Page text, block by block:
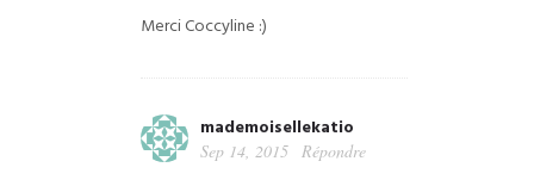
Merci Coccyline :)
mademoisellekatio
Sep 14, 2015 Répondre